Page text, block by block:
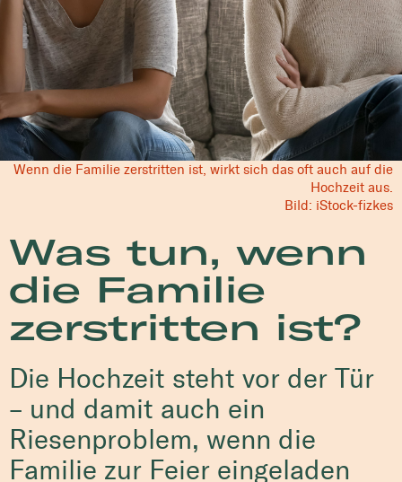
Wenn die Familie zerstritten ist, wirkt sich das oft auch auf die
Hochzeit aus.
Bild: iStock-fizkes
Was tun, wenn
die Familie
zerstritten ist?
Die Hochzeit steht vor der Tür
– und damit auch ein
Riesenproblem, wenn die
Familie zur Feier eingeladen